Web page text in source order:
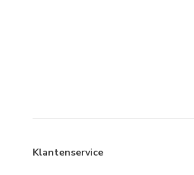
Klantenservice